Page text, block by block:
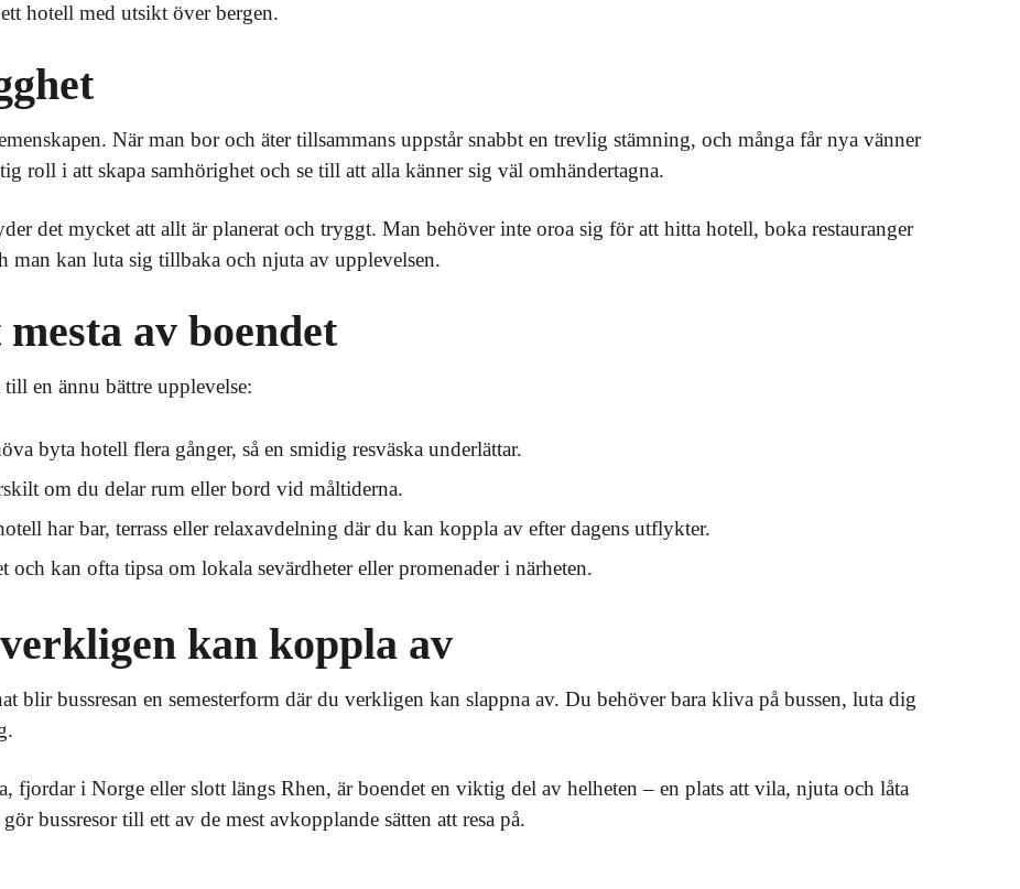
hotell med utsikt över bergen.
När man bor och äter tillsammans uppstår snabbt en trevlig stämning, och många får nya vänner
roll i att skapa samhörighet och se till att alla känner sig väl omhändertagna.
det mycket att allt är planerat och tryggt. Man behöver inte oroa sig för att hitta hotell, boka restauranger
man kan luta sig tillbaka och njuta av upplevelsen.
av boendet
en ännu bättre upplevelse:
byta hotell flera gånger, så en smidig resväska underlättar.
om du delar rum eller bord vid måltiderna.
har bar, terrass eller relaxavdelning där du kan koppla av efter dagens utflykter.
och kan ofta tipsa om lokala sevärdheter eller promenader i närheten.
kan koppla av
blir bussresan en semesterform där du verkligen kan slappna av. Du behöver bara kliva på bussen, luta dig
fjordar i Norge eller slott längs Rhen, är boendet en viktig del av helheten – en plats att vila, njuta och låta
bussresor till ett av de mest avkopplande sätten att resa på.